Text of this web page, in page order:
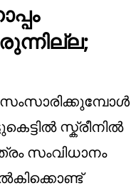
സംസാരിക്കുമ്പോൾ
സ്ക്രീനിൽ
സംവിധാനം